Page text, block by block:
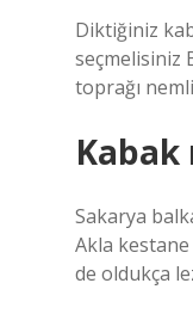
Diktiğiniz
seçmelisiniz
toprağı
Kabak
Sakarya
Akla kestane
de oldukça